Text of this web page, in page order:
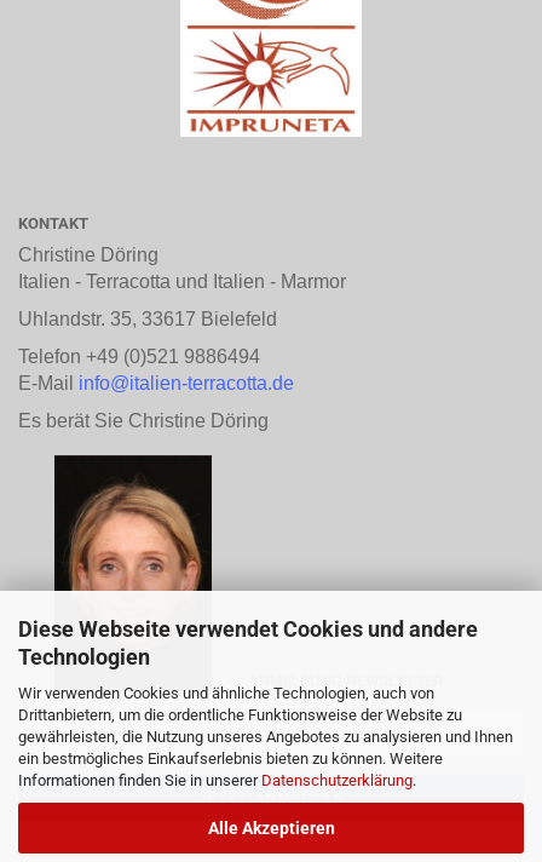
Diese Webseite verwendet Cookies und andere
Technologien
Wir verwenden Cookies und ähnliche Technologien, auch von
Drittanbietern, um die ordentliche Funktionsweise der Website zu
gewährleisten, die Nutzung unseres Angebotes zu analysieren und Ihnen
ein bestmögliches Einkaufserlebnis bieten zu können. Weitere
Informationen finden Sie in unserer Datenschutzerklärung.
Alle Akzeptieren
KONTAKT
Christine Döring
Italien - Terracotta und Italien - Marmor
Uhlandstr. 35, 33617 Bielefeld
Telefon +49 (0)521 9886494
E-Mail info@italien-terracotta.de
Es berät Sie Christine Döring